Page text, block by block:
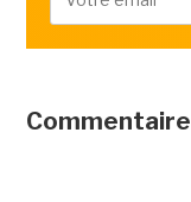
Commentaire